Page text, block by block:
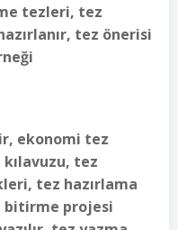
tezleri, tez
tez önerisi
ekonomi tez
tez
tez hazırlama
bitirme projesi